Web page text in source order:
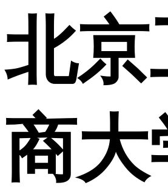
北京
商大